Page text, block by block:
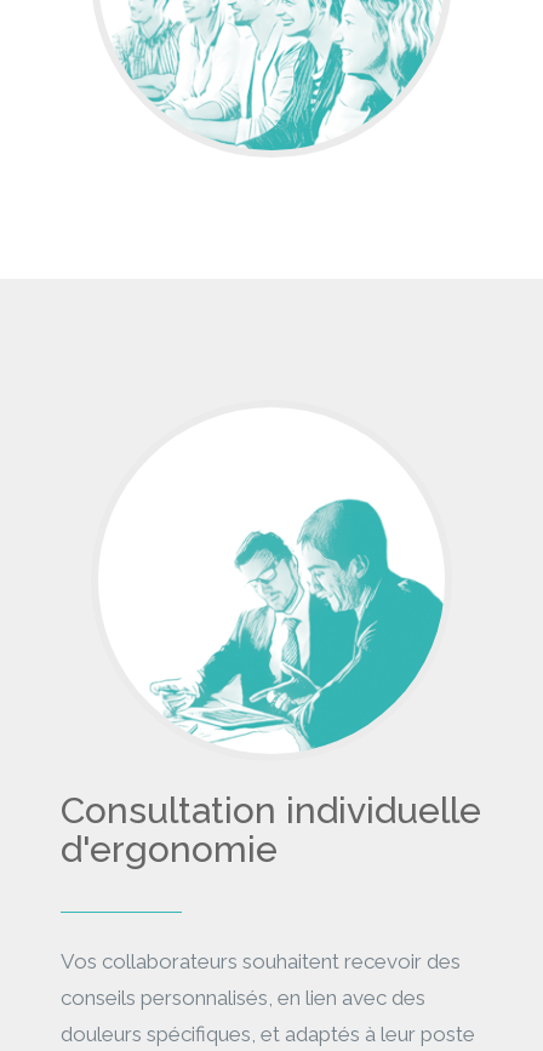
Consultation individuelle
d'ergonomie
Vos collaborateurs souhaitent recevoir des
conseils personnalisés, en lien avec des
douleurs spécifiques, et adaptés à leur poste